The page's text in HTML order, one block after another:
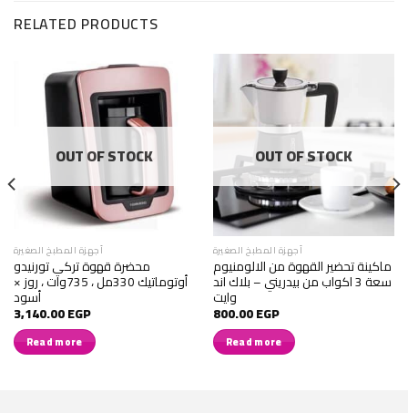
RELATED PRODUCTS
OUT OF STOCK
أجهزة المطبخ الصغيرة
محضرة قهوة تركي تورنيدو
أوتوماتيك 330مل ، 735وات ، روز ×
أسود
3,140.00EGP
Read more
OUT OF STOCK
أجهزة المطبخ الصغيرة
ماكينة تحضير القهوة من الالومنيوم
سعة 3 اكواب من بيدريني – بلاك اند
وايت
800.00EGP
Read more